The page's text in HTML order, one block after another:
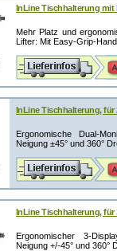
InLine Tischhalterung mit
Mehr Platz und
Lifter: Mit Easy-Grip-
InLine Tischhalterung, für
Ergonomische Dual-
Neigung ±45° und 360°
InLine Tischhalterung, für
Ergonomischer 3-
Neigung +/-45° und 360°